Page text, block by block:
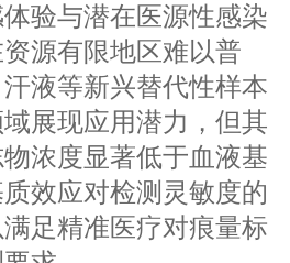
验与潜在医源性感染
源有限地区难以普
液等新兴替代性样本
展现应用潜力，但其
浓度显著低于血液基
效应对检测灵敏度的
足精准医疗对痕量标